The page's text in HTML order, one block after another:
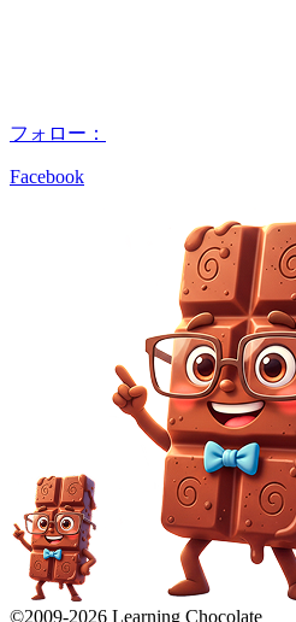
フォロー：
Facebook
©2009-2026 Learning Chocolate